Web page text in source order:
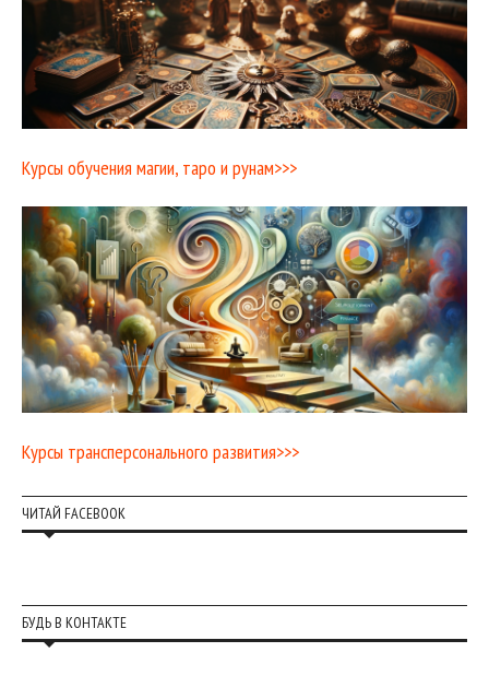
Курсы обучения магии, таро и рунам>>>
Курсы трансперсонального развития>>>
ЧИТАЙ FACEBOOK
БУДЬ В КОНТАКТЕ